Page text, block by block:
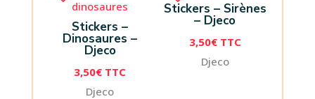
Stickers –
Dinosaures –
Djeco
3,50€ TTC
Djeco
Stickers – Sirènes
– Djeco
3,50€ TTC
Djeco